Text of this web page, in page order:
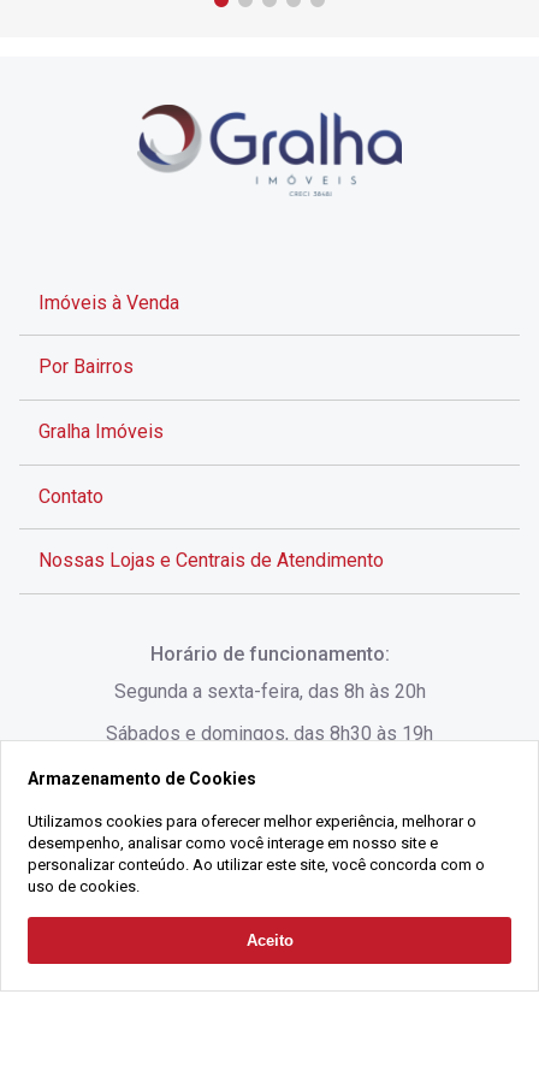
Solicitar Contato
Imóveis à Venda
Por Bairros
Gralha Imóveis
Contato
Nossas Lojas e Centrais de Atendimento
Rua Lauro Linhares, 1080 - Trindade, Florianópolis -
SC
(48) 3220-1045
Alameda César Nascimento, 549, Salas 1, 2 e 3 -
Jurerê, - Florianópolis - SC
Horário de funcionamento:
Segunda a sexta-feira, das 8h às 20h
Sábados e domingos, das 8h30 às 19h
2021 Copyright - Gralha Imóveis CRECI 008060/O - Todos os direitos
CNPJ:18.091.083/0001-37
Armazenamento de Cookies
Utilizamos cookies para oferecer melhor experiência, melhorar o
desempenho, analisar como você interage em nosso site e
personalizar conteúdo. Ao utilizar este site, você concorda com o
uso de cookies.
Aceito